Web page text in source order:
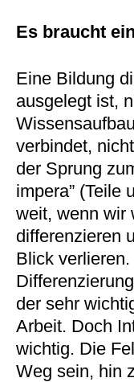
Es braucht
Eine Bildung
ausgelegt ist,
verbindet,
der Sprung
impera” (Teile
weit, wenn wir
differenzieren
Blick
der sehr
Arbeit. Doch
wichtig. Die
Weg sein, hin